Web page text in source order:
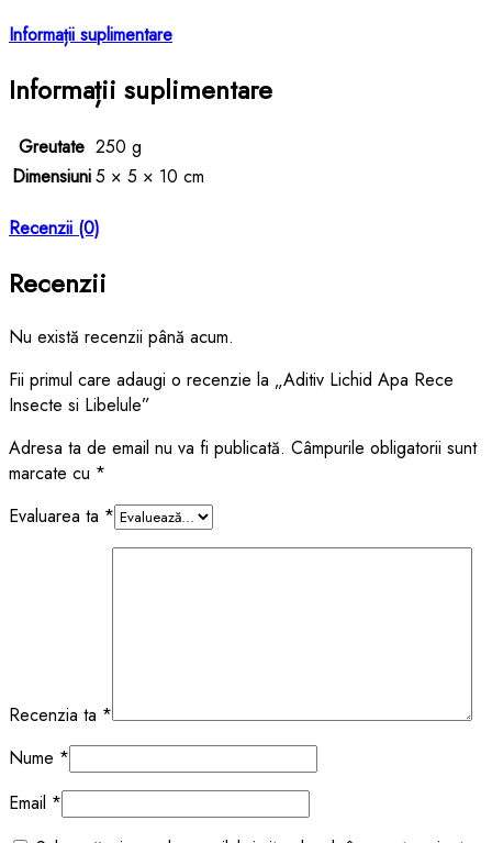
Informații suplimentare
Informații suplimentare
Greutate 250 g
Dimensiuni5 × 5 × 10 cm
Recenzii (0)
Recenzii
Nu există recenzii până acum.
Fii primul care adaugi o recenzie la „Aditiv Lichid Apa Rece
Insecte si Libelule”
Adresa ta de email nu va fi publicată. Câmpurile obligatorii sunt
marcate cu *
Evaluarea ta *
Recenzia ta *
Nume *
Email *